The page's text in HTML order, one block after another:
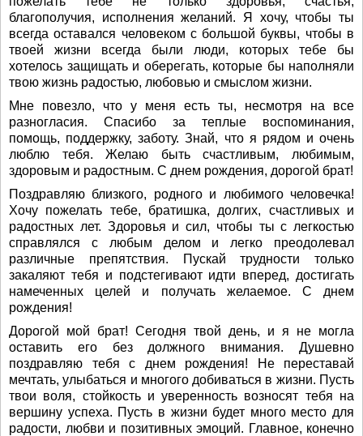
благополучия, исполнения желаний. Я хочу, чтобы ты
всегда оставался человеком с большой буквы, чтобы в
твоей жизни всегда были люди, которых тебе бы
хотелось защищать и оберегать, которые бы наполняли
твою жизнь радостью, любовью и смыслом жизни.
Мне повезло, что у меня есть ты, несмотря на все
разногласия. Спасибо за теплые воспоминания,
помощь, поддержку, заботу. Знай, что я рядом и очень
люблю тебя. Желаю быть счастливым, любимым,
здоровым и радостным. С днем рождения, дорогой брат!
Поздравляю близкого, родного и любимого человечка!
Хочу пожелать тебе, братишка, долгих, счастливых и
радостных лет. Здоровья и сил, чтобы ты с легкостью
справлялся с любым делом и легко преодолевал
различные препятствия. Пускай трудности только
закаляют тебя и подстегивают идти вперед, достигать
намеченных целей и получать желаемое. С днем
рождения!
Дорогой мой брат! Сегодня твой день, и я не могла
оставить его без должного внимания. Душевно
поздравляю тебя с днем рождения! Не переставай
мечтать, улыбаться и многого добиваться в жизни. Пусть
твои воля, стойкость и уверенность возносят тебя на
вершину успеха. Пусть в жизни будет много место для
радости, любви и позитивных эмоций. Главное, конечно